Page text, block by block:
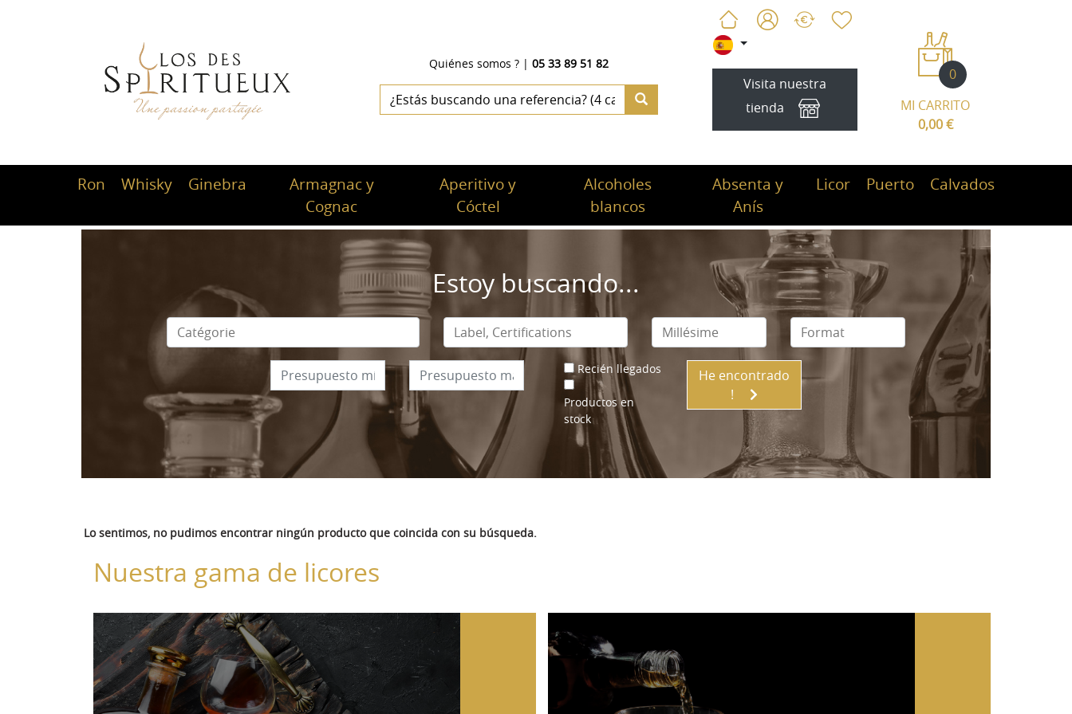
Visita nuestra
tienda
0
MI CARRITO
0,00 €
Quiénes somos ?| 05 33 89 51 82
Ron Whisky Ginebra
Armagnac y
Cognac
Aperitivo y
Cóctel
Alcoholes
blancos
Absenta y
Anís
Licor Puerto Calvados
Estoy buscando...
Recién llegados
Productos en
stock
He encontrado
!
Lo sentimos, no pudimos encontrar ningún producto que coincida con su búsqueda.
Nuestra gama de licores